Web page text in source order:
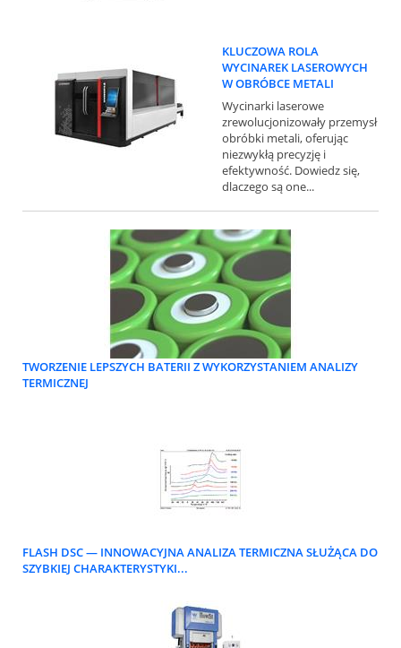
KLUCZOWA ROLA
WYCINAREK LASEROWYCH
W OBRÓBCE METALI
Wycinarki laserowe
zrewolucjonizowały przemysł
obróbki metali, oferując
niezwykłą precyzję i
efektywność. Dowiedz się,
dlaczego są one...
TWORZENIE LEPSZYCH BATERII Z WYKORZYSTANIEM ANALIZY
TERMICZNEJ
FLASH DSC — INNOWACYJNA ANALIZA TERMICZNA SŁUŻĄCA DO
SZYBKIEJ CHARAKTERYSTYKI...